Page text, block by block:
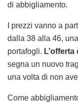
di abbigliamento.
I prezzi vanno a
dalla 38 alla 46,
portafogli.
segna un nuovo
una volta di non
Come